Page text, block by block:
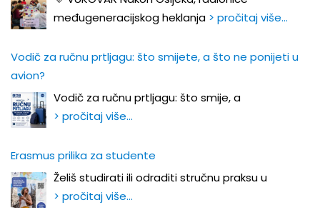
međugeneracijskog heklanja > pročitaj više…
Vodič za ručnu prtljagu: što smijete, a što ne ponijeti u
avion?
Vodič za ručnu prtljagu: što smije, a
> pročitaj više…
Erasmus prilika za studente
Želiš studirati ili odraditi stručnu praksu u
> pročitaj više…